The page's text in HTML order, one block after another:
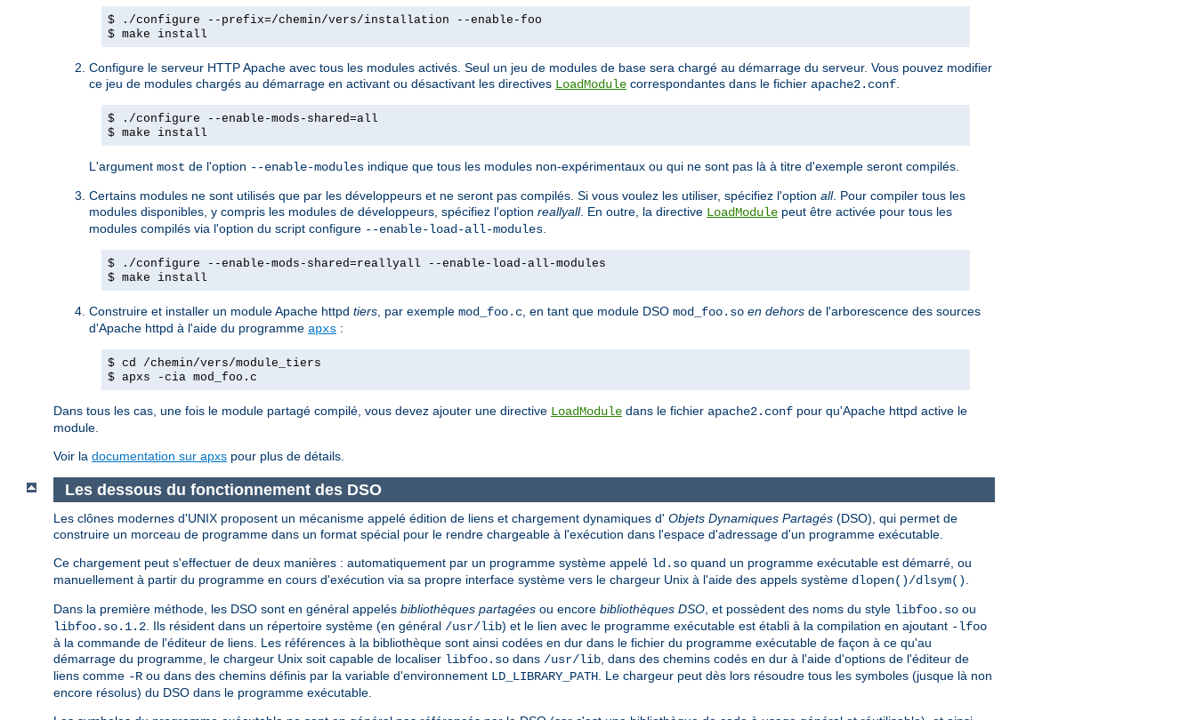
$ ./configure --prefix=/chemin/vers/installation --enable-foo
$ make install
Configure le serveur HTTP Apache avec tous les modules activés. Seul un jeu de modules de base sera chargé au démarrage du serveur. Vous pouvez modifier
ce jeu de modules chargés au démarrage en activant ou désactivant les directives LoadModule correspondantes dans le fichier apache2.conf
$ ./configure --enable-mods-shared=all
$ make install
L'argument most de l'option --enable-modules indique que tous les modules non-expérimentaux ou qui ne sont pas là à titre d'exemple seront compilés.
Certains modules ne sont utilisés que par les développeurs et ne seront pas compilés. Si vous voulez les utiliser, spécifiez l'option all. Pour compiler tous les
modules disponibles, y compris les modules de développeurs, spécifiez l'option reallyall. En outre, la directive LoadModule peut être activée pour tous les
modules compilés via l'option du script configure --enable-load-all-modules
$ ./configure --enable-mods-shared=reallyall --enable-load-all-modules
$ make install
Construire et installer un module Apache httpd tiers , par exemple mod_foo.c , en tant que module DSO mod_foo.so en dehors de l'arborescence des sources
d'Apache httpd à l'aide du programme apxs :
$ cd /chemin/vers/module_tiers
$ apxs -cia mod_foo.c
Dans tous les cas, une fois le module partagé compilé, vous devez ajouter une directive LoadModule dans le fichier apache2.conf pour qu'Apache httpd active le
module.
Voir la documentation sur apxs pour plus de détails.
Les dessous du fonctionnement des DSO
Les clônes modernes d'UNIX proposent un mécanisme appelé édition de liens et chargement dynamiques d' Objets Dynamiques Partagés (DSO), qui permet de
construire un morceau de programme dans un format spécial pour le rendre chargeable à l'exécution dans l'espace d'adressage d'un programme exécutable.
Ce chargement peut s'effectuer de deux manières : automatiquement par un programme système appelé ld.so quand un programme exécutable est démarré, ou
manuellement à partir du programme en cours d'exécution via sa propre interface système vers le chargeur Unix à l'aide des appels système dlopen()/dlsym().
Dans la première méthode, les DSO sont en général appelés bibliothèques partagées ou encore bibliothèques DSO, et possèdent des noms du style libfoo.so ou
libfoo.so.1.2. Ils résident dans un répertoire système (en général /usr/lib) et le lien avec le programme exécutable est établi à la compilation en ajoutant -lfoo
à la commande de l'éditeur de liens. Les références à la bibliothèque sont ainsi codées en dur dans le fichier du programme exécutable de façon à ce qu'au
démarrage du programme, le chargeur Unix soit capable de localiser libfoo.so dans /usr/lib, dans des chemins codés en dur à l'aide d'options de l'éditeur de
liens comme -R ou dans des chemins définis par la variable d'environnement LD_LIBRARY_PATH. Le chargeur peut dès lors résoudre tous les symboles (jusque là non
encore résolus) du DSO dans le programme exécutable.